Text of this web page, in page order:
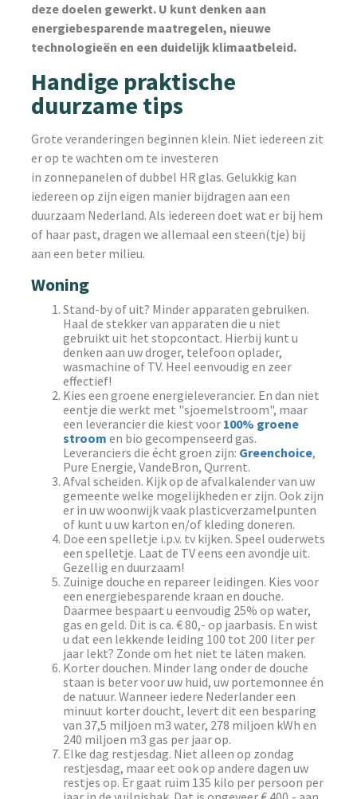
deze doelen gewerkt. U kunt denken aan
energiebesparende maatregelen, nieuwe
technologieën en een duidelijk klimaatbeleid.
Handige praktische
duurzame tips
Grote veranderingen beginnen klein. Niet iedereen zit
er op te wachten om te investeren
in zonnepanelen of dubbel HR glas. Gelukkig kan
iedereen op zijn eigen manier bijdragen aan een
duurzaam Nederland. Als iedereen doet wat er bij hem
of haar past, dragen we allemaal een steen(tje) bij
aan een beter milieu.
Woning
Stand-by of uit? Minder apparaten gebruiken.
Haal de stekker van apparaten die u niet
gebruikt uit het stopcontact. Hierbij kunt u
denken aan uw droger, telefoon oplader,
wasmachine of TV. Heel eenvoudig en zeer
effectief!
Kies een groene energieleverancier. En dan niet
eentje die werkt met "sjoemelstroom", maar
een leverancier die kiest voor 100% groene
stroom en bio gecompenseerd gas.
Leveranciers die écht groen zijn: Greenchoice,
Pure Energie, VandeBron, Qurrent.
Afval scheiden. Kijk op de afvalkalender van uw
gemeente welke mogelijkheden er zijn. Ook zijn
er in uw woonwijk vaak plasticverzamelpunten
of kunt u uw karton en/of kleding doneren.
Doe een spelletje i.p.v. tv kijken. Speel ouderwets
een spelletje. Laat de TV eens een avondje uit.
Gezellig en duurzaam!
Zuinige douche en repareer leidingen. Kies voor
een energiebesparende kraan en douche.
Daarmee bespaart u eenvoudig 25% op water,
gas en geld. Dit is ca. € 80,- op jaarbasis. En wist
u dat een lekkende leiding 100 tot 200 liter per
jaar lekt? Zonde om het niet te laten maken.
Korter douchen. Minder lang onder de douche
staan is beter voor uw huid, uw portemonnee én
de natuur. Wanneer iedere Nederlander een
minuut korter doucht, levert dit een besparing
van 37,5 miljoen m3 water, 278 miljoen kWh en
240 miljoen m3 gas per jaar op.
Elke dag restjesdag. Niet alleen op zondag
restjesdag, maar eet ook op andere dagen uw
restjes op. Er gaat ruim 135 kilo per persoon per